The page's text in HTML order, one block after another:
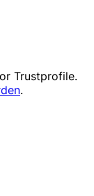
Trustprofile.
.